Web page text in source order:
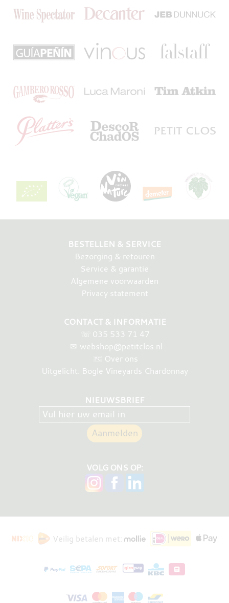
BESTELLEN & SERVICE
Bezorging & retouren
Service & garantie
Algemene voorwaarden
Privacy statement
CONTACT & INFORMATIE
☏ 035 533 71 47
✉ webshop@petitclos.nl
Over ons
Uitgelicht: Bogle Vineyards Chardonnay
NIEUWSBRIEF
VOLG ONS OP:
Veilig betalen met: